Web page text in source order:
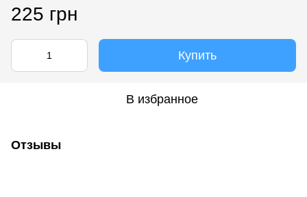
225 грн
Купить
В избранное
Отзывы